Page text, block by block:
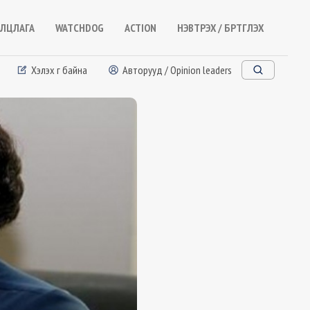
WATCHDOG ACTION НЭВТРЭХ / БҮРТГҮҮЛЭХ
Хэлэх үг байна Авторууд / Opinion leaders